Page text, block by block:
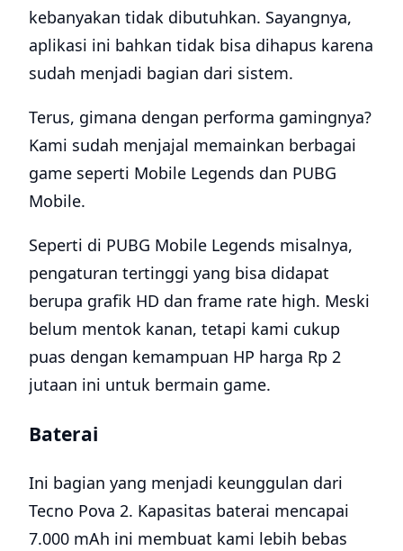
kebanyakan tidak dibutuhkan. Sayangnya,
aplikasi ini bahkan tidak bisa dihapus karena
sudah menjadi bagian dari sistem.
Terus, gimana dengan performa gamingnya?
Kami sudah menjajal memainkan berbagai
game seperti Mobile Legends dan PUBG
Mobile.
Seperti di PUBG Mobile Legends misalnya,
pengaturan tertinggi yang bisa didapat
berupa grafik HD dan frame rate high. Meski
belum mentok kanan, tetapi kami cukup
puas dengan kemampuan HP harga Rp 2
jutaan ini untuk bermain game.
Baterai
Ini bagian yang menjadi keunggulan dari
Tecno Pova 2. Kapasitas baterai mencapai
7.000 mAh ini membuat kami lebih bebas